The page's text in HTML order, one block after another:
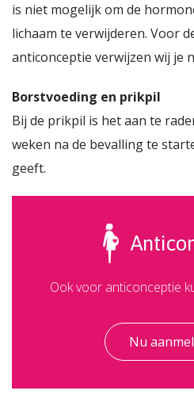
is niet mogelijk om de
lichaam te verwijderen. Voor
anticonceptie verwijzen wij je
Borstvoeding en prikpil
Bij de prikpil is het aan te
weken na de bevalling te
geeft.
Ook voor anticonceptie
Nu